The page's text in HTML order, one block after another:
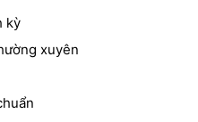
kỳ
xuyên